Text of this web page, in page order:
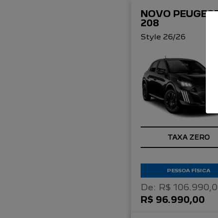
NOVO
208
Style 26/26
TAXA ZERO
PESSOA FÍSICA
De: R$
R$ 96.990,00